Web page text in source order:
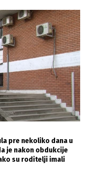
pre nekoliko dana u
je nakon obdukcije
su roditelji imali